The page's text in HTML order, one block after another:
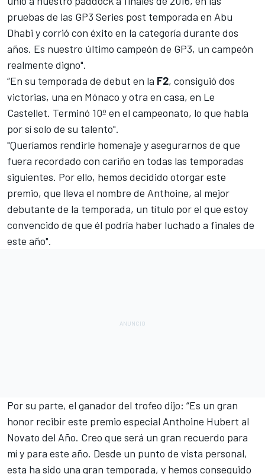
pruebas de las GP3 Series post temporada en Abu
Dhabi y corrió con éxito en la categoría durante dos
años. Es nuestro último campeón de GP3, un campeón
realmente digno".
“En su temporada de debut en la F2, consiguió dos
victorias, una en Mónaco y otra en casa, en Le
Castellet. Terminó 10º en el campeonato, lo que habla
por sí solo de su talento".
"Queríamos rendirle homenaje y asegurarnos de que
fuera recordado con cariño en todas las temporadas
siguientes. Por ello, hemos decidido otorgar este
premio, que lleva el nombre de Anthoine, al mejor
debutante de la temporada, un título por el que estoy
convencido de que él podría haber luchado a finales de
este año".
Por su parte, el ganador del trofeo dijo: “Es un gran
honor recibir este premio especial Anthoine Hubert al
Novato del Año. Creo que será un gran recuerdo para
mí y para este año. Desde un punto de vista personal,
esta ha sido una gran temporada, y hemos conseguido